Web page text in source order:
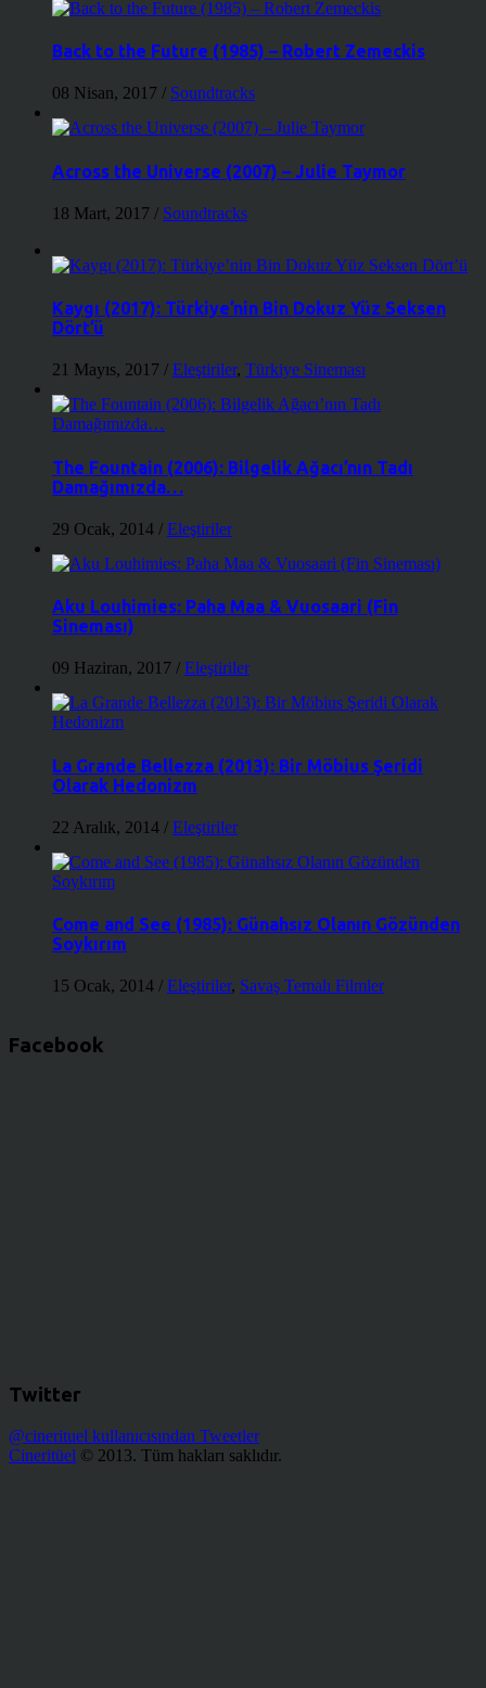
Back to the Future (1985) – Robert Zemeckis
08 Nisan, 2017 / Soundtracks
Across the Universe (2007) – Julie Taymor
18 Mart, 2017 / Soundtracks
Kaygı (2017): Türkiye’nin Bin Dokuz Yüz Seksen
Dört’ü
21 Mayıs, 2017 / Eleştiriler, Türkiye Sineması
The Fountain (2006): Bilgelik Ağacı’nın Tadı
Damağımızda…
29 Ocak, 2014 / Eleştiriler
Aku Louhimies: Paha Maa & Vuosaari (Fin
Sineması)
09 Haziran, 2017 / Eleştiriler
La Grande Bellezza (2013): Bir Möbius Şeridi
Olarak Hedonizm
22 Aralık, 2014 / Eleştiriler
Come and See (1985): Günahsız Olanın Gözünden
Soykırım
15 Ocak, 2014 / Eleştiriler, Savaş Temalı Filmler
Facebook
Twitter
@cinerituel kullanıcısından Tweetler
Cineritüel © 2013. Tüm hakları saklıdır.